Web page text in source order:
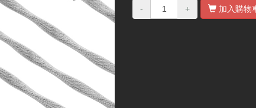
-
+ 加入購物